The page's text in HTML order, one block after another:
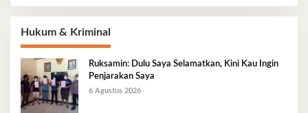
Hukum & Kriminal
Ruksamin: Dulu Saya Selamatkan, Kini Kau Ingin
Penjarakan Saya
6 Agustus 2026